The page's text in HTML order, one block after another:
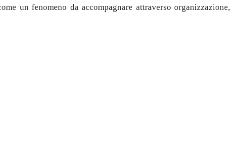
un fenomeno da accompagnare attraverso organizzazione,